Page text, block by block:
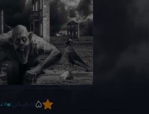
5(0 بازیکن) 0 نظر ثبت شده